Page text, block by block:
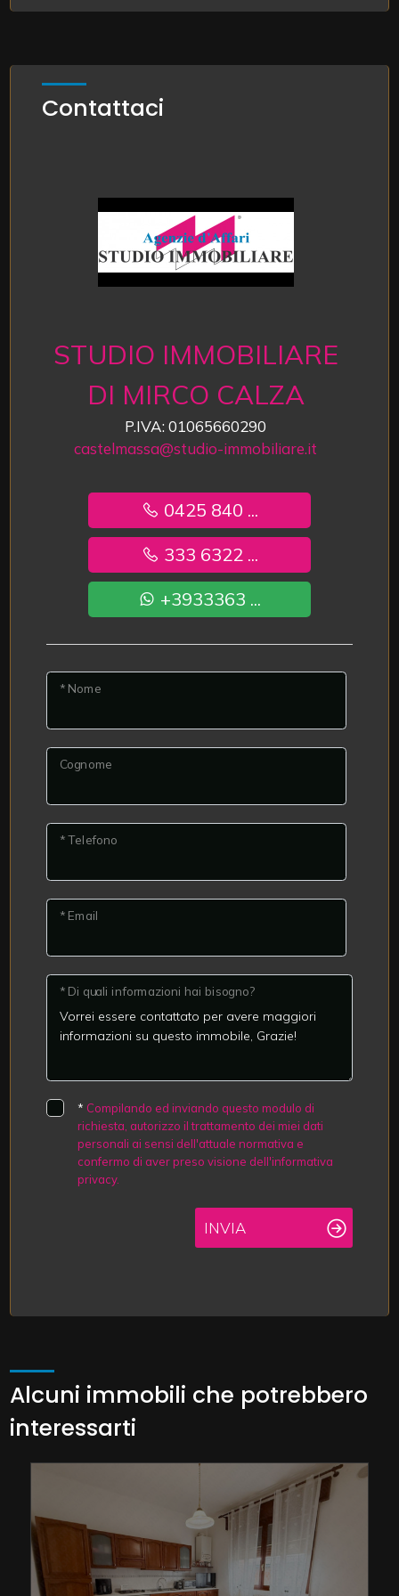
Contattaci
STUDIO IMMOBILIARE
DI MIRCO CALZA
P.IVA: 01065660290
castelmassa@studio-immobiliare.it
0425 840 ...
333 6322 ...
+3933363 ...
* Nome
Cognome
* Telefono
* Email
* Di quali informazioni hai bisogno?
* Compilando ed inviando questo modulo di
richiesta, autorizzo il trattamento dei miei dati
personali ai sensi dell'attuale normativa e
confermo di aver preso visione dell'informativa
privacy.
INVIA
Alcuni immobili che potrebbero
interessarti